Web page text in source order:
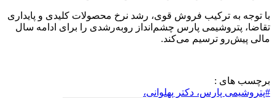
ترکیب فروش قوی، رشد نرخ محصولات کلیدی و پایداری
پارس چشم‌انداز روبه‌رشدی را برای ادامه سال
ترسیم می‌کند.
:
پارس، دکتر پهلوانی،